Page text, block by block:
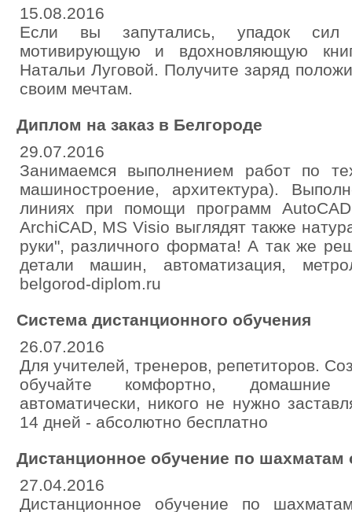
15.08.2016
Если вы запутались, упадок сил
мотивирующую и вдохновляющую
Натальи Луговой. Получите заряд
своим мечтам.
Диплом на заказ в Белгороде
29.07.2016
Занимаемся выполнением работ по
машиностроение, архитектура).
линиях при помощи программ
ArchiCAD, MS Visio выглядят также
руки", различного формата! А так же
детали машин, автоматизация,
belgorod-diplom.ru
Система дистанционного обучения
26.07.2016
Для учителей, тренеров, репетиторов.
обучайте комфортно, домашние
автоматически, никого не нужно
14 дней - абсолютно бесплатно
Дистанционное обучение по шахматам
27.04.2016
Дистанционное обучение по